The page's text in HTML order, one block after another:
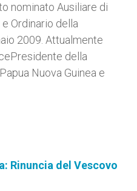
nominato Ausiliare di
Ordinario della
2009. Attualmente
della
Nuova Guinea e
Rinuncia del Vescovo